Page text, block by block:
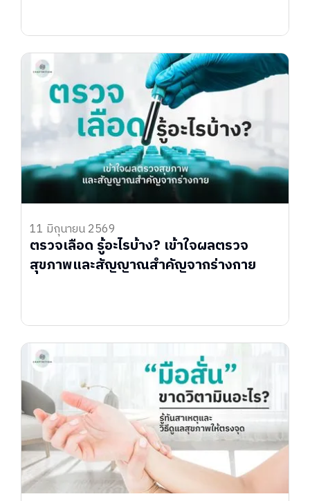
11 มิถุนายน 2569
ตรวจเลือด รู้อะไรบ้าง? เข้าใจผลตรวจ
สุขภาพและสัญญาณสำคัญจากร่างกาย